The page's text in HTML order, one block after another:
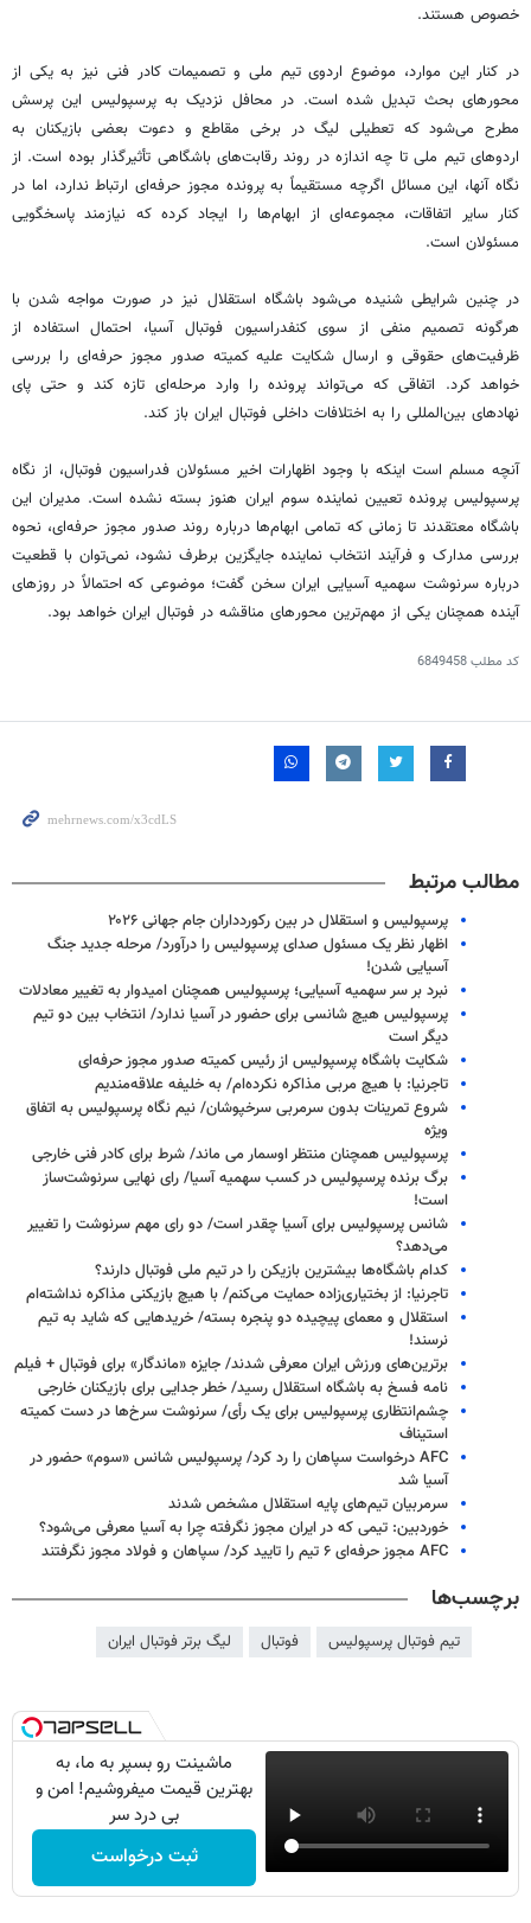
خصوص هستند.
در کنار این موارد، موضوع اردوی تیم ملی و تصمیمات کادر فنی نیز به یکی از
محورهای بحث تبدیل شده است. در محافل نزدیک به پرسپولیس این پرسش
مطرح می‌شود که تعطیلی لیگ در برخی مقاطع و دعوت بعضی بازیکنان به
اردوهای تیم ملی تا چه اندازه در روند رقابت‌های باشگاهی تأثیرگذار بوده است. از
نگاه آنها، این مسائل اگرچه مستقیماً به پرونده مجوز حرفه‌ای ارتباط ندارد، اما در
کنار سایر اتفاقات، مجموعه‌ای از ابهام‌ها را ایجاد کرده که نیازمند پاسخگویی
مسئولان است.
در چنین شرایطی شنیده می‌شود باشگاه استقلال نیز در صورت مواجه شدن با
هرگونه تصمیم منفی از سوی کنفدراسیون فوتبال آسیا، احتمال استفاده از
ظرفیت‌های حقوقی و ارسال شکایت علیه کمیته صدور مجوز حرفه‌ای را بررسی
خواهد کرد. اتفاقی که می‌تواند پرونده را وارد مرحله‌ای تازه کند و حتی پای
نهادهای بین‌المللی را به اختلافات داخلی فوتبال ایران باز کند.
آنچه مسلم است اینکه با وجود اظهارات اخیر مسئولان فدراسیون فوتبال، از نگاه
پرسپولیس پرونده تعیین نماینده سوم ایران هنوز بسته نشده است. مدیران این
باشگاه معتقدند تا زمانی که تمامی ابهام‌ها درباره روند صدور مجوز حرفه‌ای، نحوه
بررسی مدارک و فرآیند انتخاب نماینده جایگزین برطرف نشود، نمی‌توان با قطعیت
درباره سرنوشت سهمیه آسیایی ایران سخن گفت؛ موضوعی که احتمالاً در روزهای
آینده همچنان یکی از مهم‌ترین محورهای مناقشه در فوتبال ایران خواهد بود.
کد مطلب6849458
مطالب مرتبط
پرسپولیس و استقلال در بین رکوردداران جام جهانی ۲۰۲۶
اظهار نظر یک مسئول صدای پرسپولیس را درآورد/ مرحله جدید جنگ
آسیایی شدن!
نبرد بر سر سهمیه آسیایی؛ پرسپولیس همچنان امیدوار به تغییر معادلات
پرسپولیس هیچ شانسی برای حضور در آسیا ندارد/ انتخاب بین دو تیم
دیگر است
شکایت باشگاه پرسپولیس از رئیس کمیته صدور مجوز حرفه‌ای
تاجرنیا: با هیچ مربی مذاکره نکرده‌ام/ به خلیفه علاقه‌مندیم
شروع تمرینات بدون سرمربی سرخپوشان/ نیم نگاه پرسپولیس به اتفاق
ویژه
پرسپولیس همچنان منتظر اوسمار می ماند/ شرط برای کادر فنی خارجی
برگ برنده پرسپولیس در کسب سهمیه آسیا/ رای نهایی سرنوشت‌ساز
است!
شانس پرسپولیس برای آسیا چقدر است/ دو رای مهم سرنوشت را تغییر
می‌دهد؟
کدام باشگاه‌ها بیشترین بازیکن را در تیم ملی فوتبال دارند؟
تاجرنیا: از بختیاری‌زاده حمایت می‌کنم/ با هیچ بازیکنی مذاکره نداشته‌ام
استقلال و معمای پیچیده دو پنجره بسته/ خریدهایی که شاید به تیم
نرسند!
برترین‌های ورزش ایران معرفی شدند/ جایزه «ماندگار» برای فوتبال + فیلم
نامه فسخ به باشگاه استقلال رسید/ خطر جدایی برای بازیکنان خارجی
چشم‌انتظاری پرسپولیس برای یک رأی/ سرنوشت سرخ‌ها در دست کمیته
استیناف
AFC درخواست سپاهان را رد کرد/ پرسپولیس شانس «سوم» حضور در
آسیا شد
سرمربیان تیم‌های پایه استقلال مشخص شدند
خوردبین: تیمی که در ایران مجوز نگرفته چرا به آسیا معرفی می‌شود؟
AFC مجوز حرفه‌ای ۶ تیم را تایید کرد/ سپاهان و فولاد مجوز نگرفتند
برچسب‌ها
تیم فوتبال پرسپولیس فوتبال لیگ برتر فوتبال ایران
ماشینت رو بسپر به ما، به
بهترین قیمت میفروشیم! امن و
بی درد سر
ثبت درخواست